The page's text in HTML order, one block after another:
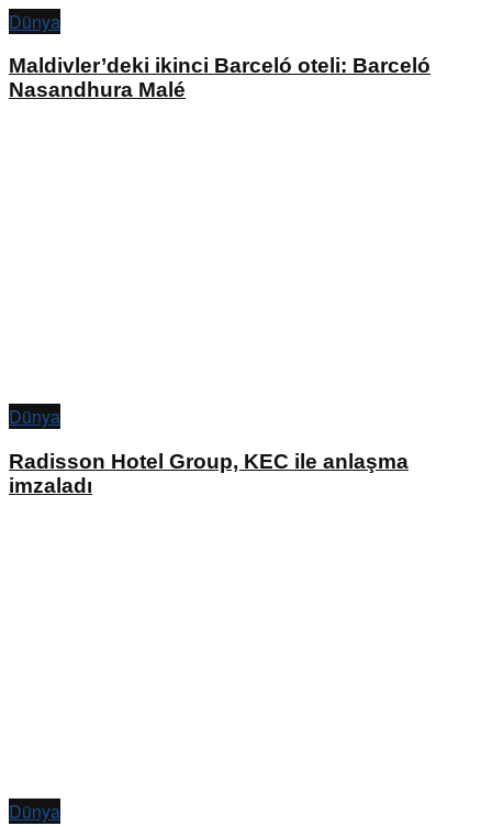
Dünya
Maldivler’deki ikinci Barceló oteli: Barceló
Nasandhura Malé
Dünya
Radisson Hotel Group, KEC ile anlaşma
imzaladı
Dünya